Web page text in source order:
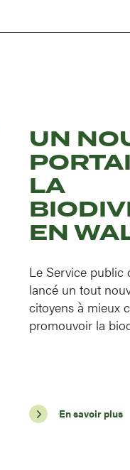
UN
LA
EN
Le Service public
lancé un tout
citoyens à mieux
promouvoir la
En savoir plus